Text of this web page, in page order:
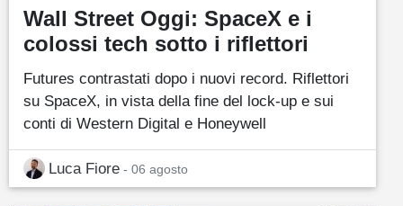
Wall Street Oggi: SpaceX e i
colossi tech sotto i riflettori
Futures contrastati dopo i nuovi record. Riflettori
su SpaceX, in vista della fine del lock-up e sui
conti di Western Digital e Honeywell
Luca Fiore - 06 agosto